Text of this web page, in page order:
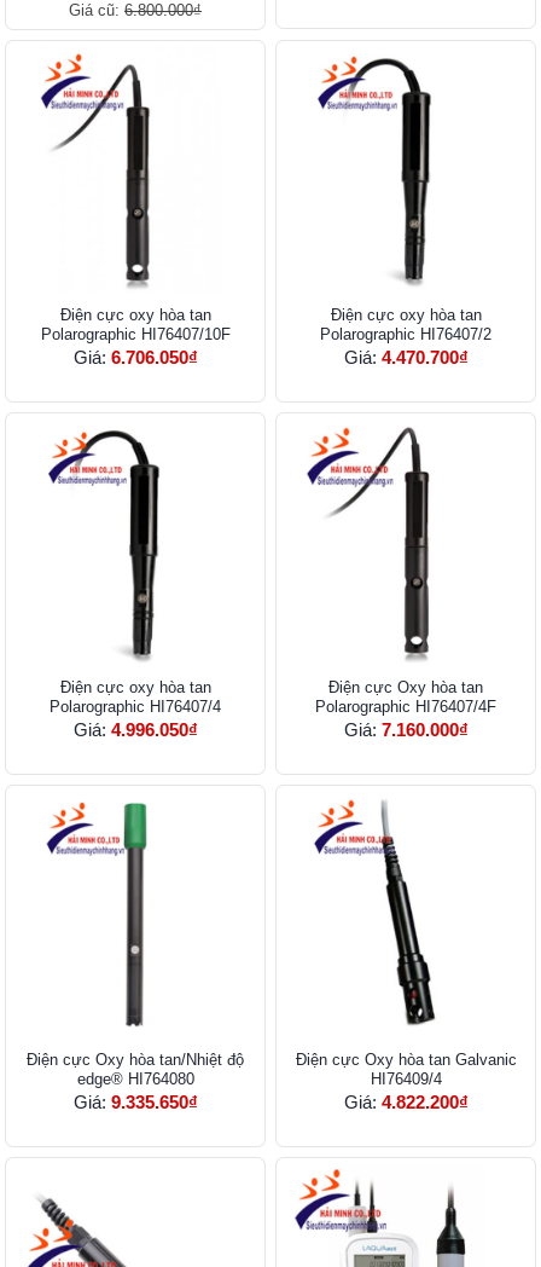
Giá cũ: 6.800.000₫
Điện cực oxy hòa tan
Polarographic HI76407/10F
Giá: 6.706.050₫
Điện cực oxy hòa tan
Polarographic HI76407/2
Giá: 4.470.700₫
Điện cực oxy hòa tan
Polarographic HI76407/4
Giá: 4.996.050₫
Điện cực Oxy hòa tan
Polarographic HI76407/4F
Giá: 7.160.000₫
Điện cực Oxy hòa tan/Nhiệt độ
edge® HI764080
Giá: 9.335.650₫
Điện cực Oxy hòa tan Galvanic
HI76409/4
Giá: 4.822.200₫